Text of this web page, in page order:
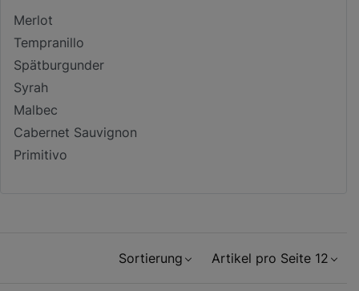
Merlot
Tempranillo
Spätburgunder
Syrah
Malbec
Cabernet Sauvignon
Primitivo
Sortierung Artikel pro Seite 12